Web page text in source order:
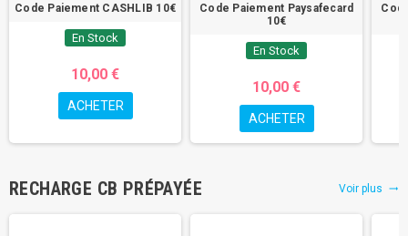
Code Paiement CASHLIB 10€
En Stock
10,00 €
ACHETER
Code Paiement Paysafecard
10€
En Stock
10,00 €
ACHETER
RECHARGE CB PRÉPAYÉE Voir plus trending_flat